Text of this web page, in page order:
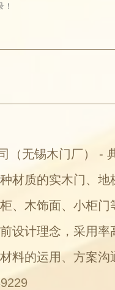
无锡木门厂） -
材质的实木门、
、木饰面、小柜
设计理念，采用
料的运用、方案